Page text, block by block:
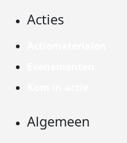
Acties
Algemeen